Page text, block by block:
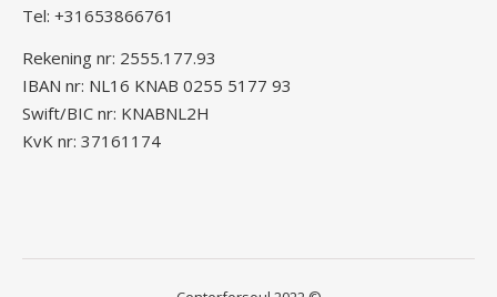
Tel: +31653866761
Rekening nr: 2555.177.93
IBAN nr: NL16 KNAB 0255 5177 93
Swift/BIC nr: KNABNL2H
KvK nr: 37161174